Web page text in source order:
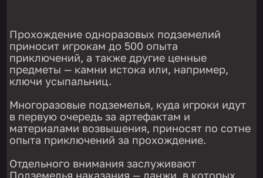
Прохождение одноразовых подземелий
приносит игрокам до 500 опыта
приключений, а также другие ценные
предметы — камни истока или, например,
ключи усыпальниц.
Многоразовые подземелья, куда игроки идут
в первую очередь за артефактам и
материалами возвышения, приносят по сотне
опыта приключений за прохождение.
Отдельного внимания заслуживают
Подземелья наказания — данжи, в которых